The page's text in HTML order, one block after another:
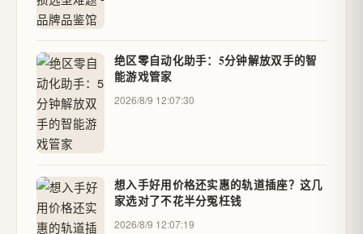
绝区零自动化助手：5分钟解放双手的智
能游戏管家
2026/8/9 12:07:30
想入手好用价格还实惠的轨道插座？这几
家选对了不花半分冤枉钱
2026/8/9 12:07:19